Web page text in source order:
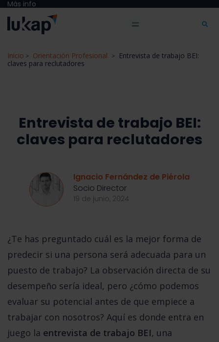
Más info
Inicio > Orientación Profesional > Entrevista de trabajo BEI:
claves para reclutadores
Entrevista de trabajo BEI:
claves para reclutadores
Ignacio Fernández de Piérola
Socio Director
19 de junio, 2024
¿Te has preguntado cuál es la mejor forma de
predecir si una persona será adecuada para un
puesto de trabajo? La observación directa de su
desempeño sería ideal, pero ¿cómo podemos
evaluar su potencial antes de que empiece a
trabajar con nosotros? Aquí es donde entra en
juego la entrevista de trabajo BEI, una